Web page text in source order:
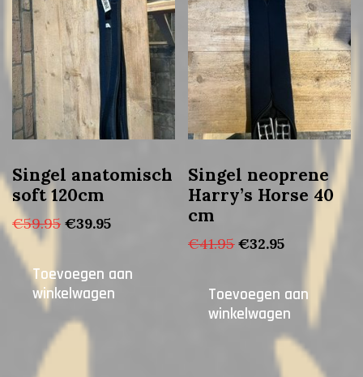
Singel anatomisch
soft 120cm
€59.95 Oorspronkelijke
€59.95.
€39.95Huidige
€39.95.
Toevoegen aan
winkelwagen
Singel neoprene
Harry’s Horse 40
cm
€41.95 Oorspronkelijke
€41.95.
€32.95Huidige
€32.95.
Toevoegen aan
winkelwagen